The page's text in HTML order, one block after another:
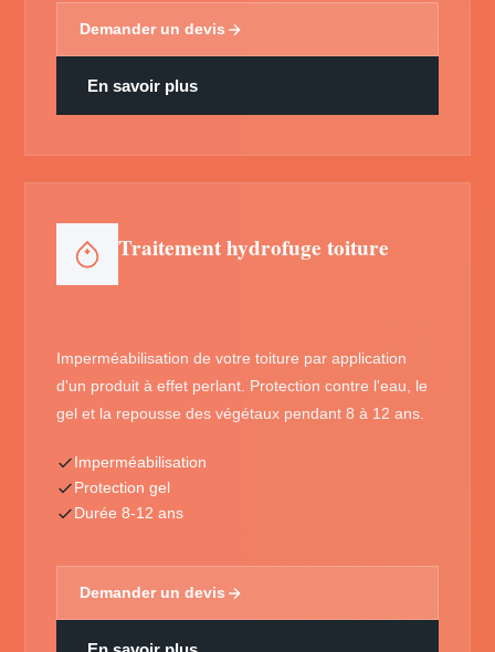
Demander un devis
En savoir plus
Traitement hydrofuge toiture
Imperméabilisation de votre toiture par application
d'un produit à effet perlant. Protection contre l'eau, le
gel et la repousse des végétaux pendant 8 à 12 ans.
Imperméabilisation
Protection gel
Durée 8-12 ans
Demander un devis